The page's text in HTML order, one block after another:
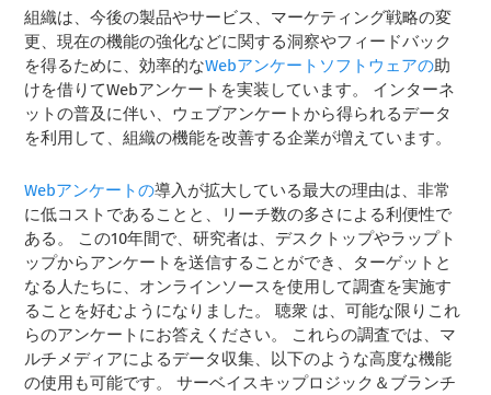
組織は、今後の製品やサービス、マーケティング戦略の変
更、現在の機能の強化などに関する洞察やフィードバック
を得るために、効率的なWebアンケートソフトウェアの助
けを借りてWebアンケートを実装しています。 インターネ
ットの普及に伴い、ウェブアンケートから得られるデータ
を利用して、組織の機能を改善する企業が増えています。
Webアンケートの導入が拡大している最大の理由は、非常
に低コストであることと、リーチ数の多さによる利便性で
ある。 この10年間で、研究者は、デスクトップやラップト
ップからアンケートを送信することができ、ターゲットと
なる人たちに、オンラインソースを使用して調査を実施す
ることを好むようになりました。聴衆 は、可能な限りこれ
らのアンケートにお答えください。 これらの調査では、マ
ルチメディアによるデータ収集、以下のような高度な機能
の使用も可能です。サーベイスキップロジック＆ブランチ